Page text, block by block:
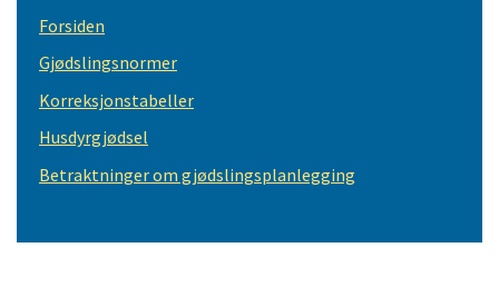
Forsiden
Gjødslingsnormer
Korreksjonstabeller
Husdyrgjødsel
Betraktninger om gjødslingsplanlegging